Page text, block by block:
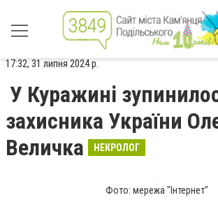
17:32, 31 липня 2024 р.
У Куражині
захисника України
Величка
НЕКРОЛОГ
Фото: мережа "Інтернет"